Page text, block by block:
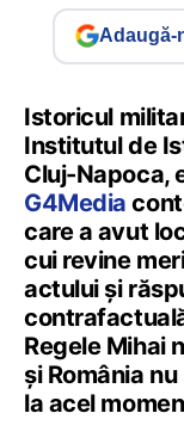
Adaugă-
Istoricul
Institutul de
Cluj-Napoca,
G4Media
care a avut
cui revine
actului și
Regele Mihai
și România
la acel